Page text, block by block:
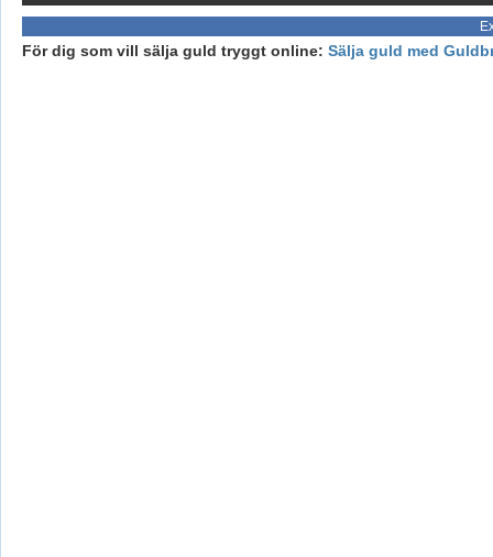
För dig som vill sälja guld tryggt online: Sälja guld med